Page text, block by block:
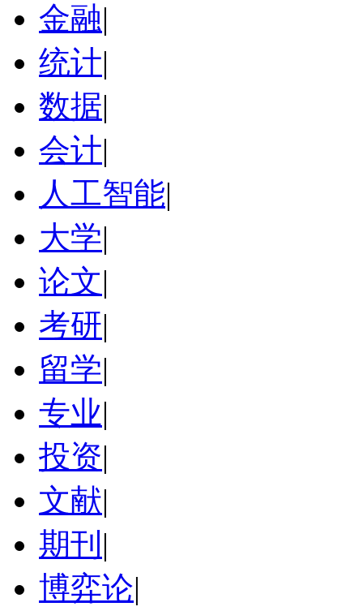
金融|
统计|
数据|
会计|
人工智能|
大学|
论文|
考研|
留学|
专业|
投资|
文献|
期刊 |
博弈论|